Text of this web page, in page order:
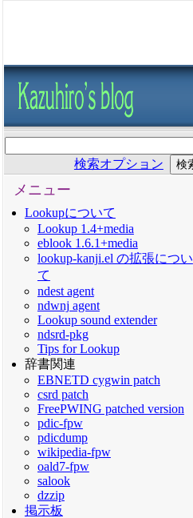
検索オプション
メニュー
Lookupについて
Lookup 1.4+media
eblook 1.6.1+media
lookup-kanji.el の拡張につい
て
ndest agent
ndwnj agent
Lookup sound extender
ndsrd-pkg
Tips for Lookup
辞書関連
EBNETD cygwin patch
csrd patch
FreePWING patched version
pdic-fpw
pdicdump
wikipedia-fpw
oald7-fpw
salook
dzzip
掲示板